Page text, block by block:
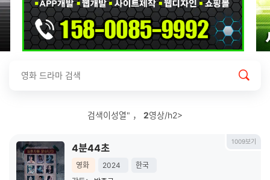
검색이성열" ， 2영상/h2>
1009보기
4분44초
영화 2024
한국